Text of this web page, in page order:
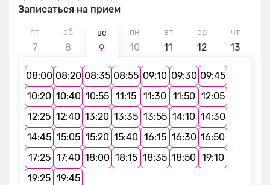
Записаться на прием
пт
7
сб
8
вс
9
пн
10
вт
11
ср
12
чт
13
08:00 08:20 08:35 08:55 09:10 09:30 09:45
10:20 10:40 10:55 11:15 11:30 11:50 12:05
12:25 12:40 13:20 13:35 13:55 14:10 14:30
14:45 15:05 15:20 15:40 16:15 16:30 16:50
17:25 17:40 18:00 18:15 18:35 18:50 19:10
19:25 19:45